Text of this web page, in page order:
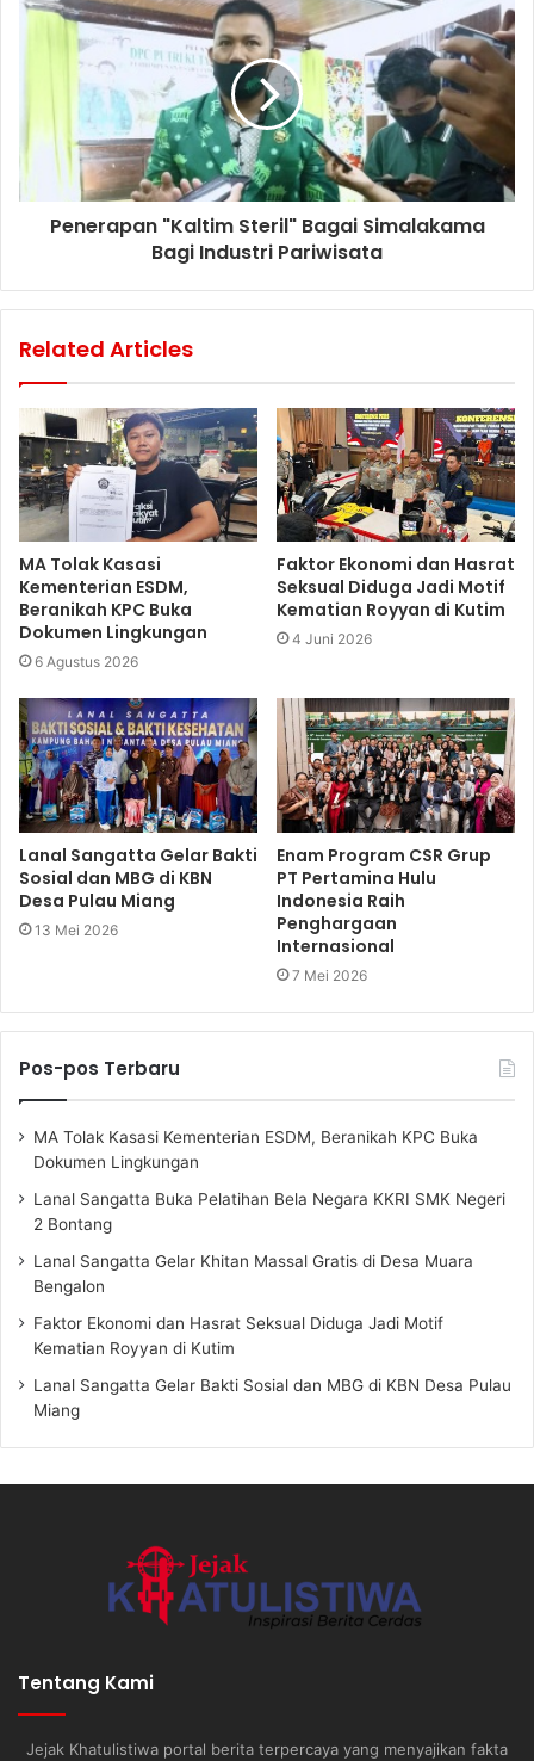
Penerapan "Kaltim Steril" Bagai Simalakama
Bagi Industri Pariwisata
Related Articles
MA Tolak Kasasi
Kementerian ESDM,
Beranikah KPC Buka
Dokumen Lingkungan
6 Agustus 2026
Faktor Ekonomi dan Hasrat
Seksual Diduga Jadi Motif
Kematian Royyan di Kutim
4 Juni 2026
Lanal Sangatta Gelar Bakti
Sosial dan MBG di KBN
Desa Pulau Miang
13 Mei 2026
Enam Program CSR Grup
PT Pertamina Hulu
Indonesia Raih
Penghargaan
Internasional
7 Mei 2026
Pos-pos Terbaru
MA Tolak Kasasi Kementerian ESDM, Beranikah KPC Buka
Dokumen Lingkungan
Lanal Sangatta Buka Pelatihan Bela Negara KKRI SMK Negeri
2 Bontang
Lanal Sangatta Gelar Khitan Massal Gratis di Desa Muara
Bengalon
Faktor Ekonomi dan Hasrat Seksual Diduga Jadi Motif
Kematian Royyan di Kutim
Lanal Sangatta Gelar Bakti Sosial dan MBG di KBN Desa Pulau
Miang
Tentang Kami
Jejak Khatulistiwa portal berita terpercaya yang menyajikan fakta